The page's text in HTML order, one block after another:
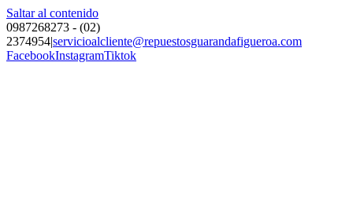
Saltar al contenido
0987268273 - (02)
2374954|servicioalcliente@repuestosguarandafigueroa.com
FacebookInstagramTiktok